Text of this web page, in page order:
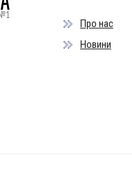
Про нас
Новини